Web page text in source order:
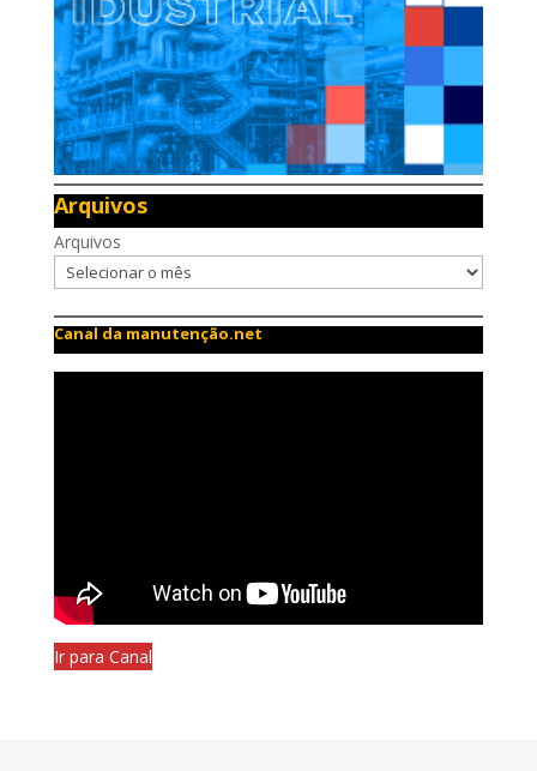
Arquivos
Arquivos
Canal da manutenção.net
Ir para Canal